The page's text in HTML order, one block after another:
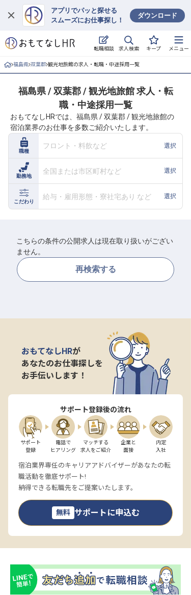
アプリでパッと探せる
スムーズにお仕事探し！
ダウンロード
転職相談 求人検索 キープ メニュー
ログイン
求人・施設を探す
就職・転職 合同説明会
おもてなしHRについて
ご利用の流れ
よくある質問
ホテル・宿泊業界情報コラム
無料 転職サポートに申し込む
採用をお考えの企業様へ
福島県 双葉郡 観光地旅館の求人・転職・中途採用一覧
福島県 / 双葉郡 / 観光地旅館 求人・転
職・中途採用一覧
おもてなしHRでは、福島県 / 双葉郡 / 観光地旅館の
宿泊業界のお仕事を多数ご紹介いたします。
職種
フロント・料飲など 選択
勤務地
全国または市区町村など 選択
こだわり
給与・雇用形態・寮社宅あり など 選択
こちらの条件の公開求人は現在取り扱いがござい
ません。
再検索する
おもてなしHRが
あなたのお仕事探しを
お手伝いします！
サポート登録後の流れ
サポート
登録
電話で
ヒアリング
マッチする
求人をご紹介
企業と
面接
内定
入社
宿泊業界専任のキャリアアドバイザーがあなたの転
職活動を徹底サポート!
納得できる転職先をご提案いたします。
無料 サポートに申込む